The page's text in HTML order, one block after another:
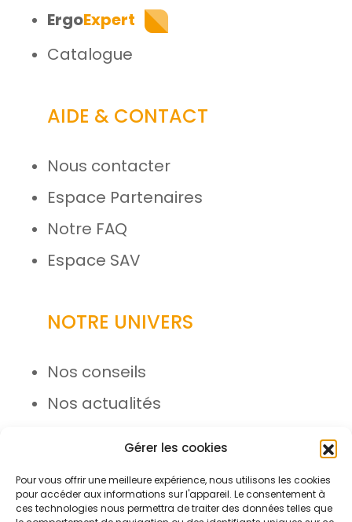
Gérer les cookies
Pour vous offrir une meilleure expérience, nous utilisons les cookies
pour accéder aux informations sur l'appareil. Le consentement à
ces technologies nous permettra de traiter des données telles que
ErgoExpert
Catalogue
AIDE & CONTACT
Nous contacter
Espace Partenaires
Notre FAQ
Espace SAV
NOTRE UNIVERS
Nos conseils
Nos actualités